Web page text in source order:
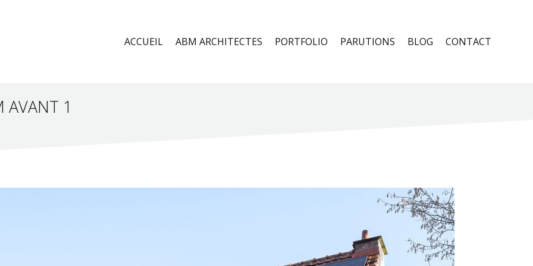
ACCUEIL ABM ARCHITECTES PORTFOLIO PARUTIONS BLOG CONTACT
AVANT 1